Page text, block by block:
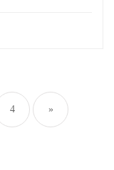
4 »